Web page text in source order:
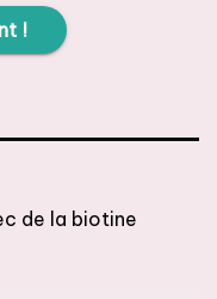
!
de la biotine